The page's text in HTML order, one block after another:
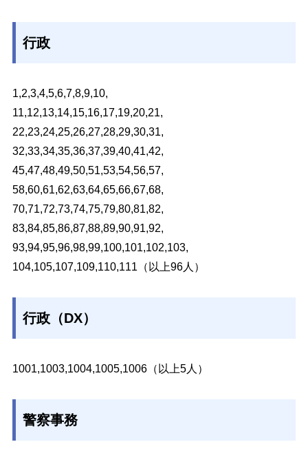
行政
1,2,3,4,5,6,7,8,9,10,
11,12,13,14,15,16,17,19,20,21,
22,23,24,25,26,27,28,29,30,31,
32,33,34,35,36,37,39,40,41,42,
45,47,48,49,50,51,53,54,56,57,
58,60,61,62,63,64,65,66,67,68,
70,71,72,73,74,75,79,80,81,82,
83,84,85,86,87,88,89,90,91,92,
93,94,95,96,98,99,100,101,102,103,
104,105,107,109,110,111 （以上96人）
行政（DX）
1001,1003,1004,1005,1006 （以上5人）
警察事務